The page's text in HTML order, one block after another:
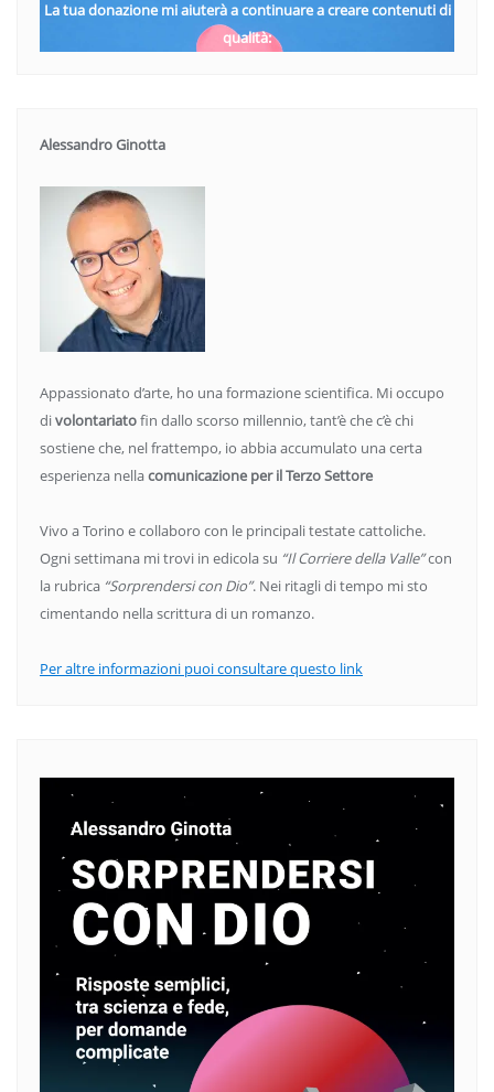
La tua donazione mi aiuterà a continuare a creare contenuti di
qualità:
Alessandro Ginotta
Appassionato d’arte, ho una formazione scientifica. Mi occupo
divolontariatofin dallo scorso millennio, tant’è che c’è chi
sostiene che, nel frattempo, io abbia accumulato una certa
esperienza nellacomunicazione per il Terzo Settore
Vivo a Torino e collaboro con le principali testate cattoliche.
Ogni settimana mi trovi in edicola su “Il Corriere della Valle”con
la rubrica “Sorprendersi con Dio”. Nei ritagli di tempo mi sto
cimentando nella scrittura di un romanzo.
Per altre informazioni puoi consultare questo link